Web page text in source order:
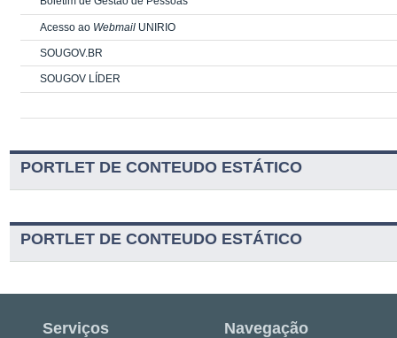
Acesso ao Webmail UNIRIO
SOUGOV.BR
SOUGOV LÍDER
PORTLET DE CONTEUDO ESTÁTICO
PORTLET DE CONTEUDO ESTÁTICO
Serviços Navegação